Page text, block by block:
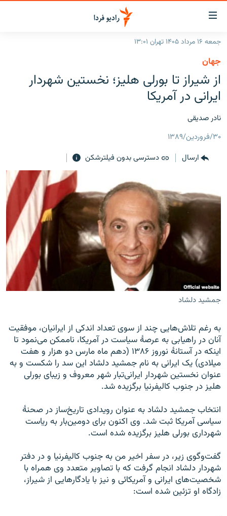
لینک‌های
قابلیت
دسترسی
بازگشت
منوی
اصلی
رفتن
به
صفحه
ایران
جهان
فرکانس‌ها
پادکست
چندرسانه‌ای
گزارش‌های تصویری
زنان فردا
English
زبان‌های دیگر
جمعه ۱۶ مرداد ۱۴۰۵ تهران ۱۳:۰۱
جهان
از شیراز تا بورلی هليز؛ نخستین شهردار
ایرانی در آمریکا
نادر صدیقی
۳۰/فروردین/۱۳۸۹
ارسال
دسترسی بدون فیلترشکن
جمشید دلشاد
به رغم تلاش‌هایی چند از سوی تعداد اندکی از ايرانيان، موفقيت
آنان در راهيابی به عرصۀ سياست در آمريکا، ناممکن می‌نمود تا
اينکه در آستانۀ نوروز ۱۳۸۶ (دهم ماه مارس دو هزار و هفت
ميلادی) يک ايرانی به نام جمشيد دلشاد اين سد را شکست و به
عنوان نخستين شهردار ايرانی‌تبار شهر معروف و زيبای بورلی
هليز در جنوب کاليفرنيا برگزيده شد.
انتخاب جمشید دلشاد به عنوان رويدادی تاريخ‌ساز در صحنۀ
سياسی آمريکا ثبت شد. وی اکنون برای دومين‌بار به رياست
شهرداری بورلی هليز برگزيده شده است.
گفت‌وگوی زير، در سفر اخير من به جنوب کاليفرنيا و در دفتر
شهردار دلشاد انجام گرفت که با تصاوير متعدد وی همراه با
شخصيت‌های ايرانی و آمريکائی و نيز با يادگارهایی از شيراز،
زادگاه او تزئين شده است: